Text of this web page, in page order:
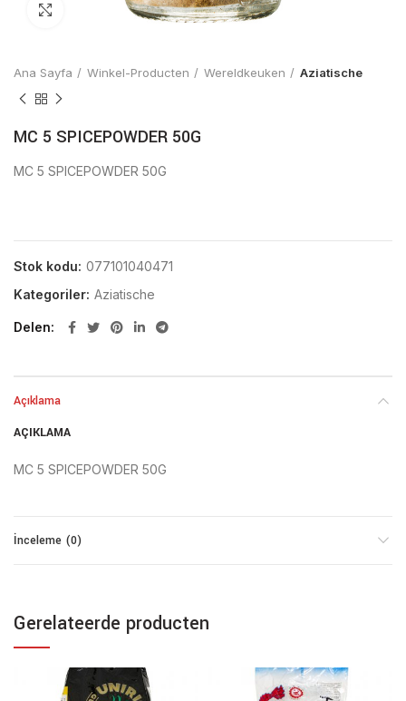
Click to enlarge
Ana Sayfa Winkel-Producten Wereldkeuken Aziatische
MC 5 SPICEPOWDER 50G
MC 5 SPICEPOWDER 50G
Stok kodu: 077101040471
Kategoriler: Aziatische
Delen
Açıklama
AÇIKLAMA
MC 5 SPICEPOWDER 50G
İnceleme (0)
Gerelateerde producten